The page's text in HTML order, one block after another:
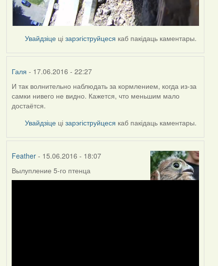
Увайдзіце цізарэгіструйцеся каб пакідаць каментары.
Галя - 17.06.2016 - 22:27
И так волнительно наблюдать за кормлением, когда из-за
самки нивего не видно. Кажется, что меньшим мало
достаётся.
Увайдзіце цізарэгіструйцеся каб пакідаць каментары.
Feather- 15.06.2016 - 18:07
Вылупление 5-го птенца